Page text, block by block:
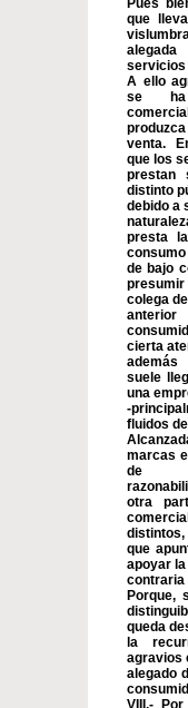
Pues
que
alegada
servicios
A ello
se ha
venta.
que los
prestan
distinto
debido a
presta
de bajo
colega
anterior
cierta
suele
una
-
fluidos
marcas
de
otra
que
apoyar
Porque,
queda
la
agravios
alegado
VIII.-